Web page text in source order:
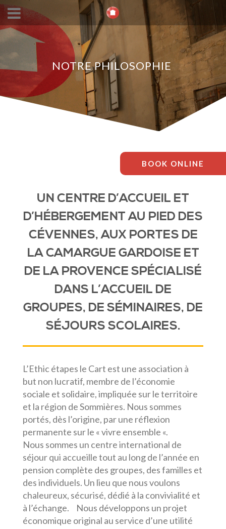
NOTRE PHILOSOPHIE
UN CENTRE D’ACCUEIL ET
D’HÉBERGEMENT AU PIED DES
CÉVENNES, AUX PORTES DE
LA CAMARGUE GARDOISE ET
DE LA PROVENCE SPÉCIALISÉ
DANS L’ACCUEIL DE
GROUPES, DE SÉMINAIRES, DE
SÉJOURS SCOLAIRES.
L’Ethic étapes le Cart est une association à
but non lucratif, membre de l’économie
sociale et solidaire, impliquée sur le territoire
et la région de Sommières. Nous sommes
portés, dès l’origine, par une réflexion
permanente sur le « vivre ensemble «.
Nous sommes un centre international de
séjour qui accueille tout au long de l’année en
pension complète des groupes, des familles et
des individuels. Un lieu que nous voulons
chaleureux, sécurisé, dédié à la convivialité et
à l’échange. Nous développons un projet
économique original au service d’une utilité
BOOK ONLINE